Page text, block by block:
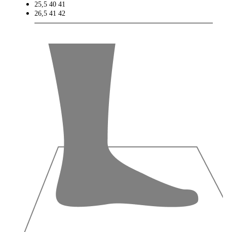
25,5 40 41
26,5 41 42